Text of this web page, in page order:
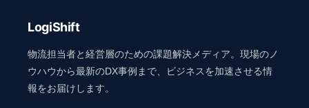
LogiShift
物流担当者と経営層のための課題解決メディア。現場のノ
ウハウから最新のDX事例まで、ビジネスを加速させる情
報をお届けします。